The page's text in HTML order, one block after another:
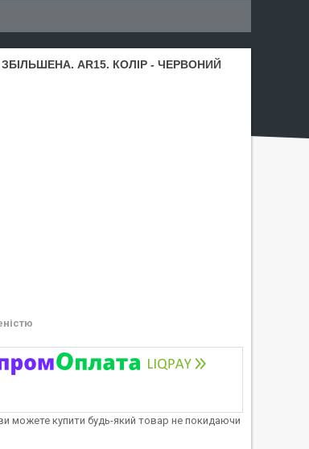
AR15. КОЛІР - ЧЕРВОНИЙ
можете купити будь-який товар не покидаючи